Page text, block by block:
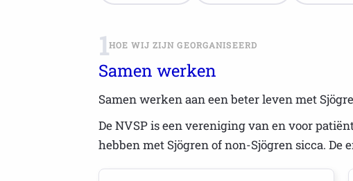
1HOE WIJ ZIJN GEORGANISEERD
Samen werken
Samen werken aan een beter leven met
De NVSP is een vereniging van en voor
hebben met Sjögren of non-Sjögren sicca.